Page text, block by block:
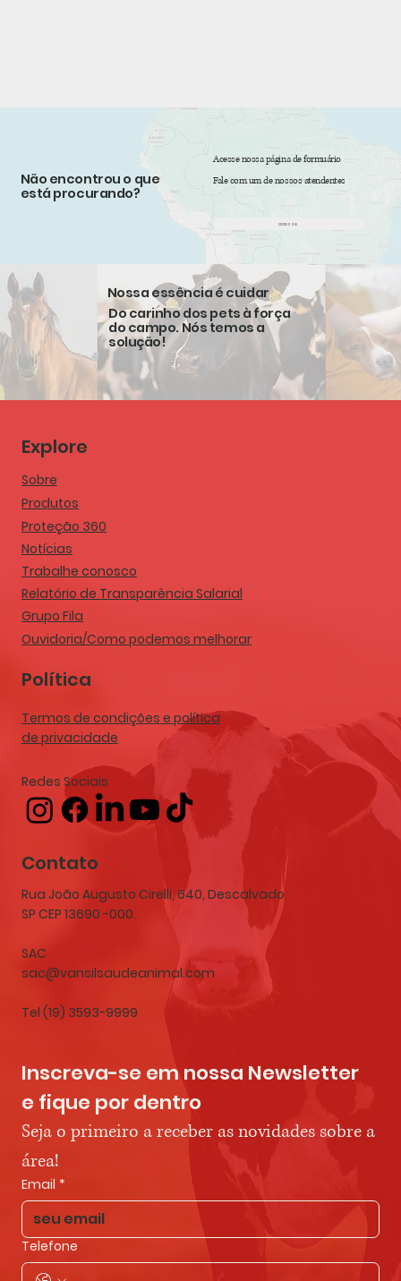
Não encontrou o que
está procurando?
Acesse nossa página de formuário
Fale com um de nossos atendentes
acesse
Nossa essência é cuidar
Do carinho dos pets à força
do campo. Nós temos a
solução!
Explore
Sobre
Produtos
Proteção 360
Notícias
Trabalhe conosco
Relatório de Transparência Salarial
Grupo Fila
Ouvidoria/Como podemos melhorar
Política
Termos de condições e política
de privacidade
Redes Sociais
Contato
Rua João Augusto Cirelli, 640, Descalvado
SP CEP 13690 -000.
SAC
sac@vansilsaudeanimal.com
Tel (19) 3593-9999
Inscreva-se em nossa Newsletter
e fique por dentro
Seja o primeiro a receber as novidades sobre a
área!
Email *
Telefone